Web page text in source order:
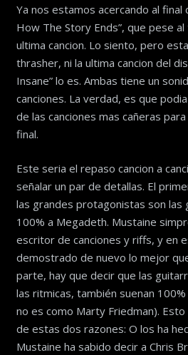
Ya nos estamos acercando al final
How The Story Ends”, que pese
ultima cancion. Lo siento, pero
thrasher, ni la ultima cancion del
Insane” lo es. Ambas tiene un
canciones. La verdad, es que
de las canciones mas cañeras
final.
Este seria el repaso cancion a
señalar un par de detallas. El
las grandes protagonistas son las
100% a Megadeth. Mustaine
escritor de canciones y riffs, y en
demostrado de nuevo lo mejor
parte, hay que decir que las
las ritmicas, también suenan
no es como Marty Friedman).
de estas dos razones: O los ha
Mustaine ha sabido decir a Chris